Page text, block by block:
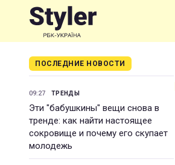
ПОСЛЕДНИЕ НОВОСТИ
09:27 ТРЕНДЫ
Эти "бабушкины" вещи снова в
тренде: как найти настоящее
сокровище и почему его скупает
молодежь